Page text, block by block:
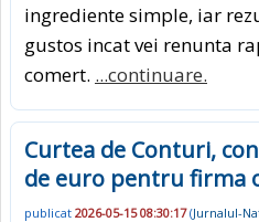
ingrediente simple, iar
gustos incat vei renunta
comert. ...continuare.
Curtea de Conturi,
de euro pentru firma
publicat 2026-05-15 08:30:17(Jurnalul-